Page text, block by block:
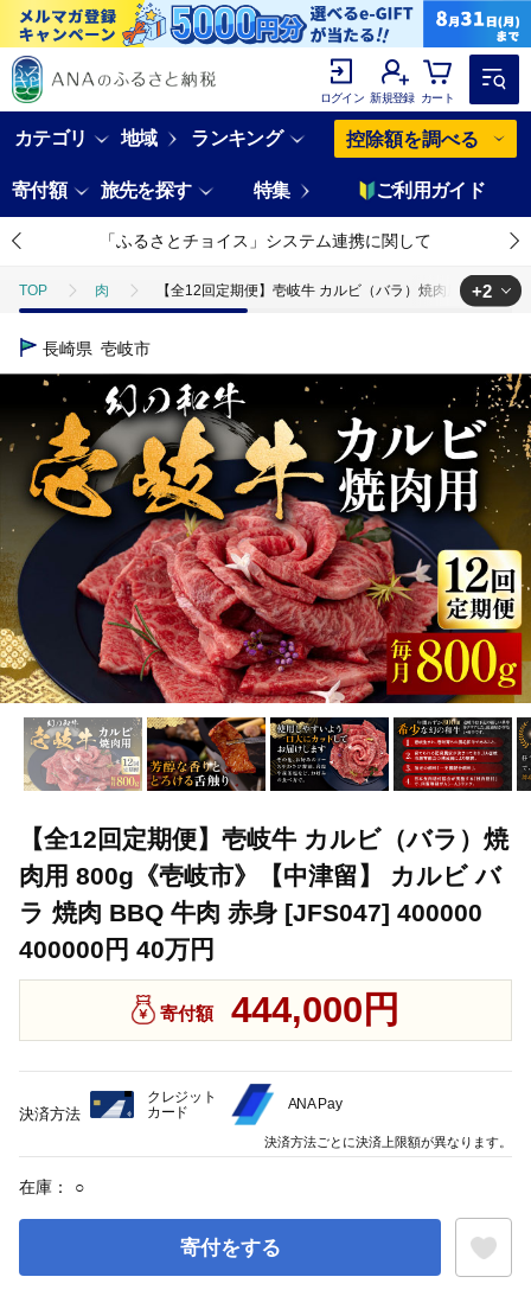
ログイン 新規登録 カート
カテゴリ 地域 ランキング 控除額を調べる
寄付額 旅先を探す 特集 ご利用ガイド
「ふるさとチョイス」システム連携に関して
TOP 肉 【全12回定期便】壱岐牛 カルビ（バラ）焼肉用 800g《
TOP
TOP 牛肉 焼肉(牛肉) 【全12回定期便】壱岐牛
+2
長崎県 壱岐市
【全12回定期便】壱岐牛 カルビ（バラ）焼
肉用 800g《壱岐市》【中津留】 カルビ バ
ラ 焼肉 BBQ 牛肉 赤身 [JFS047] 400000
400000円 40万円
寄付額 444,000円
在庫： ○
寄付をする
決済方法
クレジット
カード
ANA Pay
決済方法ごとに決済上限額が異なります。